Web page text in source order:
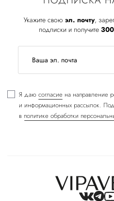
Укажите свою эл. почту,
подписки и получите
Я даю согласие на направление
и информационных рассылок.
в политике обработки